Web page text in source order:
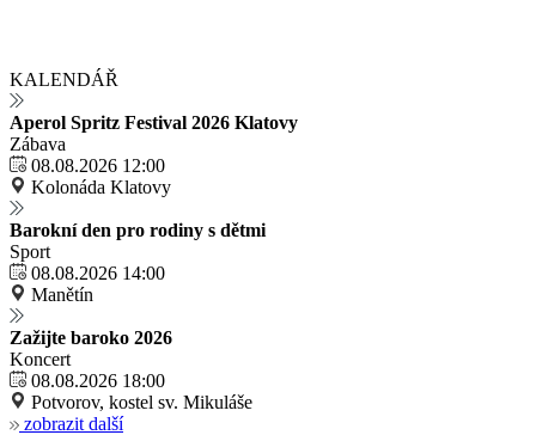
KALENDÁŘ
Aperol Spritz Festival 2026 Klatovy
Zábava
08.08.2026 12:00
Kolonáda Klatovy
Barokní den pro rodiny s dětmi
Sport
08.08.2026 14:00
Manětín
Zažijte baroko 2026
Koncert
08.08.2026 18:00
Potvorov, kostel sv. Mikuláše
zobrazit další